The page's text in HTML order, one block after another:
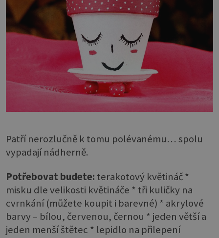
Patří nerozlučně k tomu polévanému… spolu
vypadají nádherně.
Potřebovat budete: terakotový květináč *
misku dle velikosti květináče * tři kuličky na
cvrnkání (můžete koupit i barevné) * akrylové
barvy – bílou, červenou, černou * jeden větší a
jeden menší štětec * lepidlo na přilepení